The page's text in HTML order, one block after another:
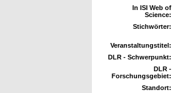
In ISI Web of
Science:
Stichwörter:
Veranstaltungstitel:
DLR - Schwerpunkt:
DLR -
Forschungsgebiet:
Standort: